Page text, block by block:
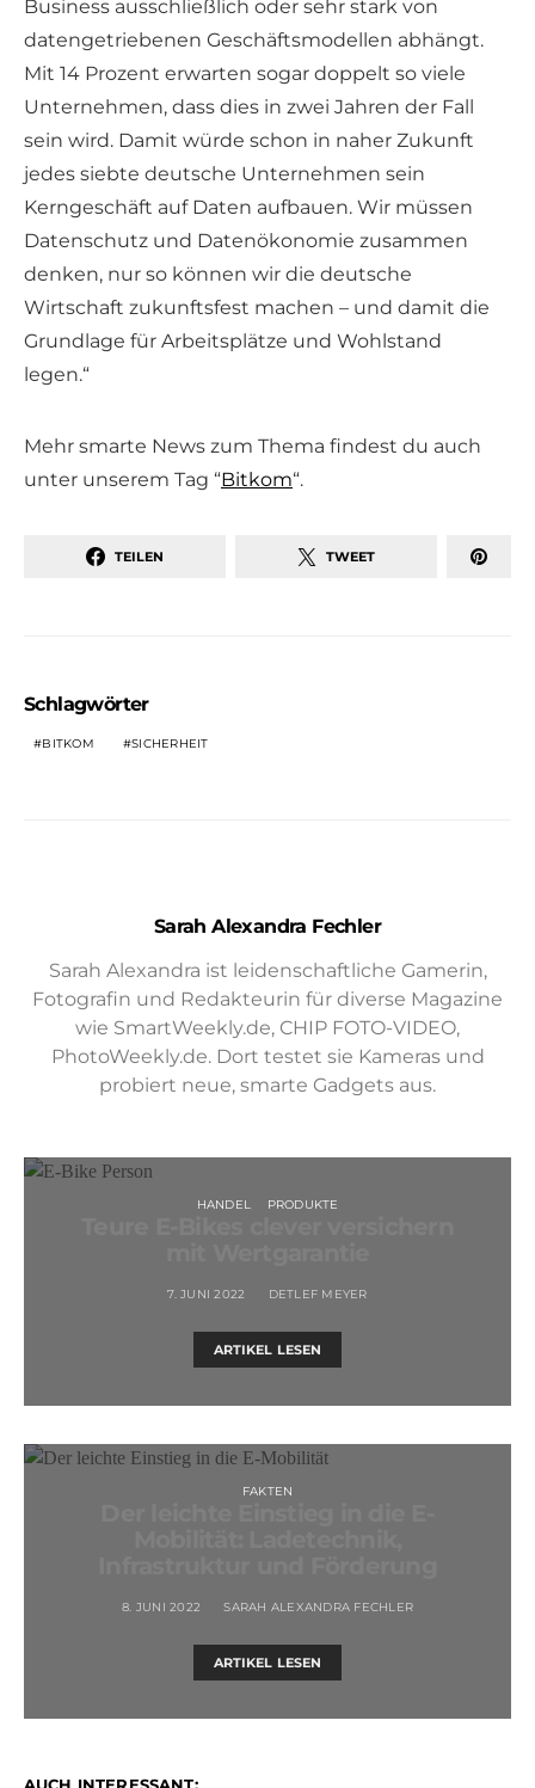
Business ausschließlich oder sehr stark von
datengetriebenen Geschäftsmodellen abhängt.
Mit 14 Prozent erwarten sogar doppelt so viele
Unternehmen, dass dies in zwei Jahren der Fall
sein wird. Damit würde schon in naher Zukunft
jedes siebte deutsche Unternehmen sein
Kerngeschäft auf Daten aufbauen. Wir müssen
Datenschutz und Datenökonomie zusammen
denken, nur so können wir die deutsche
Wirtschaft zukunftsfest machen – und damit die
Grundlage für Arbeitsplätze und Wohlstand
legen.“
Mehr smarte News zum Thema findest du auch
unter unserem Tag “Bitkom“.
TEILEN TWEET
Schlagwörter
BITKOM SICHERHEIT
Sarah Alexandra Fechler
Sarah Alexandra ist leidenschaftliche Gamerin,
Fotografin und Redakteurin für diverse Magazine
wie SmartWeekly.de, CHIP FOTO-VIDEO,
PhotoWeekly.de. Dort testet sie Kameras und
probiert neue, smarte Gadgets aus.
HANDEL PRODUKTE
7. JUNI 2022 DETLEF MEYER
ARTIKEL LESEN
FAKTEN
8. JUNI 2022 SARAH ALEXANDRA FECHLER
ARTIKEL LESEN